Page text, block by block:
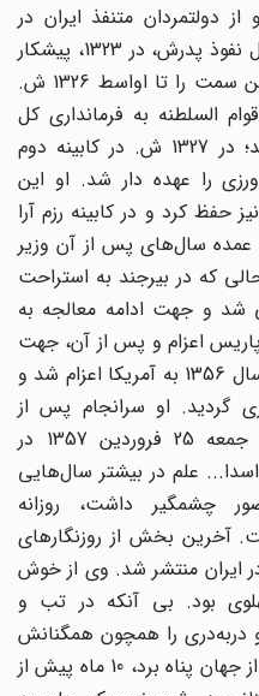
دولتمردان متنفذ ایران در
دستگاه پهلوی دوم بود. او با اعمال نفوذ پدرش، در 1323، پیشکار
مخصوص محمدرضا شاه شد و این سمت را تا اواسط 1326 ش.
به فرمانداری کل
سیستان و بلوچستان منصوب شد؛ در 1327 ش. در کابینه دوم
را عهده دار شد. او این
کرد و در کابینه رزم آرا
سال‌های پس از آن وزیر
در 19 آبان 1356 در حالی که در بیرجند به استراحت
و جهت ادامه معالجه به
اعزام و پس از آن، جهت
مراقبت و معالجه بیشتر در اواخر سال 1356 به آمریکا اعزام شد و
گردید. او سرانجام پس از
ماه‌ها معالجه در ساعت 11 روز جمعه 25 فروردین 1357 در
علم در بیشتر سال‌هایی
داشت، روزانه
بخش از روزنگار‌های
ایران منتشر شد. وی از خوش
بود. بی آنکه در تب و
را همچون همگنانش
در غربت تجربه کند یا به گوشه‌ای از جهان پناه برد، 10 ماه پیش از